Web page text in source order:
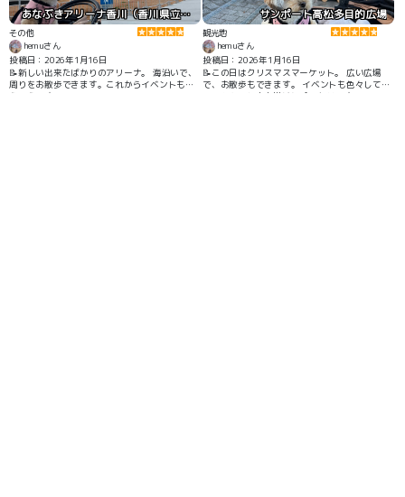
あなぶきアリーナ香川（香川県立アリーナ）
その他
hemuさん
投稿日：2026年1月16日
📝新しい出来たばかりのアリーナ。 海沿いで、
周りをお散歩できます。これからイベントも増
えそうです。
サンポート高松多目的広場
観光地
hemuさん
投稿日：2026年1月16日
📝この日はクリスマスマーケット。 広い広場
で、お散歩もできます。 イベントも色々してる
のでわんことお出掛けにピッタリです。